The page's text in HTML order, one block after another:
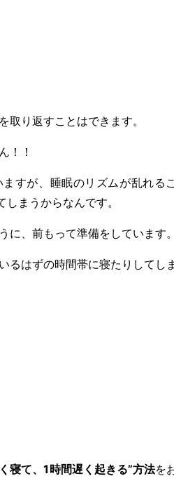
り返すことはできます。
！！
すが、睡眠のリズムが乱れる
まうからなんです。
、前もって準備をしています。
るはずの時間帯に寝たりしてし
寝て、1時間遅く起きる”方法を